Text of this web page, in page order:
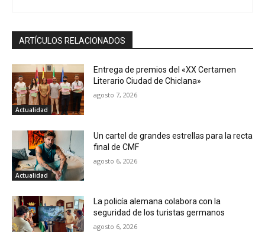
ARTÍCULOS RELACIONADOS
Actualidad
Entrega de premios del «XX Certamen
Literario Ciudad de Chiclana»
agosto 7, 2026
Actualidad
Un cartel de grandes estrellas para la recta
final de CMF
agosto 6, 2026
La policía alemana colabora con la
seguridad de los turistas germanos
agosto 6, 2026